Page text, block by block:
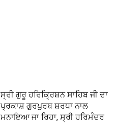
ਸ੍ਰੀ ਗੁਰੂ ਹਰਿਕ੍ਰਿਸ਼ਨ ਸਾਹਿਬ ਜੀ ਦਾ
ਪ੍ਰਕਾਸ਼ ਗੁਰਪੁਰਬ ਸ਼ਰਧਾ ਨਾਲ
ਮਨਾਇਆ ਜਾ ਰਿਹਾ, ਸ੍ਰੀ ਹਰਿਮੰਦਰ